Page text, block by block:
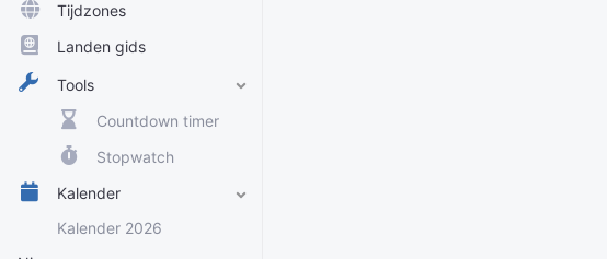
Tijdzones
Landen gids
Tools
Countdown timer
Stopwatch
Kalender
Kalender 2026